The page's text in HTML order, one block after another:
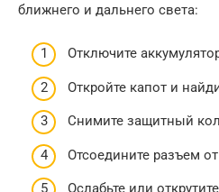
ближнего и дальнего света:
Отключите
Откройте капот и
Снимите защитный
Отсоедините разъем
Ослабьте или